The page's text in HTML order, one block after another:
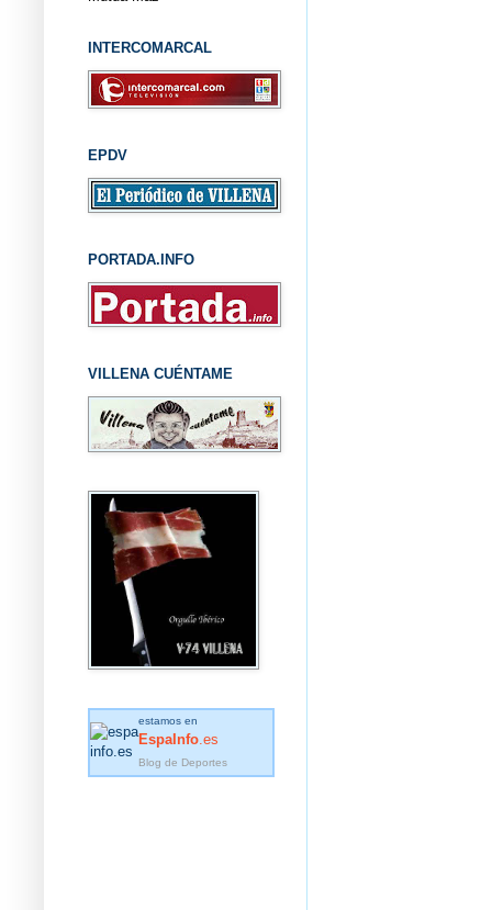
INTERCOMARCAL
EPDV
PORTADA.INFO
VILLENA CUÉNTAME
estamos en
EspaInfo .es
Blog de Deportes